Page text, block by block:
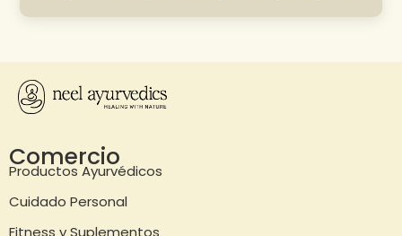
Comercio
Productos Ayurvédicos
Cuidado Personal